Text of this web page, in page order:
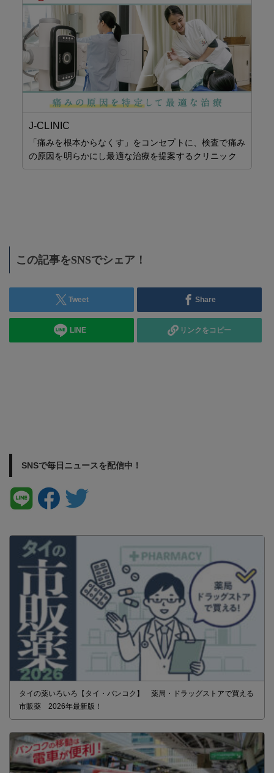
J-CLINIC
「痛みを根本からなくす」をコンセプトに、検査で痛み
の原因を明らかにし最適な治療を提案するクリニック
この記事をSNSでシェア！
Tweet Share
LINE リンクをコピー
SNSで毎日ニュースを配信中！
タイの薬いろいろ【タイ・バンコク】 薬局・ドラッグストアで買える
市販薬 2026年最新版！